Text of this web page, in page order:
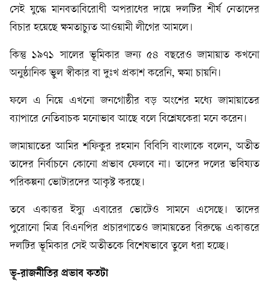
সেই যুদ্ধে মানবতাবিরোধী অপরাধের দায়ে দলটির শীর্ষ নেতাদের
বিচার হয়েছে ক্ষমতাচ্যুত আওয়ামী লীগের আমলে।
কিন্তু ১৯৭১ সালের ভূমিকার জন্য ৫৪ বছরেও জামায়াত কখনো
অনুষ্ঠানিক ভুল স্বীকার বা দুঃখ প্রকাশ করেনি, ক্ষমা চায়নি।
ফলে এ নিয়ে এখনো জনগোষ্ঠীর বড় অংশের মধ্যে জামায়াতের
ব্যাপারে নেতিবাচক মনোভাব আছে বলে বিশ্লেষকেরা মনে করেন।
জামায়াতের আমির শফিকুর রহমান বিবিসি বাংলাকে বলেন, অতীত
তাদের নির্বাচনে কোনো প্রভাব ফেলবে না। তাদের দলের ভবিষ্যত
পরিকল্পনা ভোটারদের আকৃষ্ট করছে।
তবে একাত্তর ইস্যু এবারের ভোটেও সামনে এসেছে। তাদের
পুরোনো মিত্র বিএনপির প্রচারণাতেও জামায়তের বিরুদ্ধে একাত্তরে
দলটির ভূমিকার সেই অতীতকে বিশেষভাবে তুলে ধরা হচ্ছে।
ভূ-রাজনীতির প্রভাব কতটা